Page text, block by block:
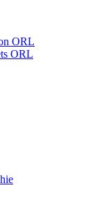
ORL
ORL